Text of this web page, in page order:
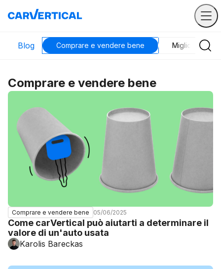
Blog Comprare e vendere bene Migliori veicoli
Comprare e vendere bene
Comprare e vendere bene 05/06/2025
Come carVertical può aiutarti a determinare il
valore di un'auto usata
Karolis Bareckas